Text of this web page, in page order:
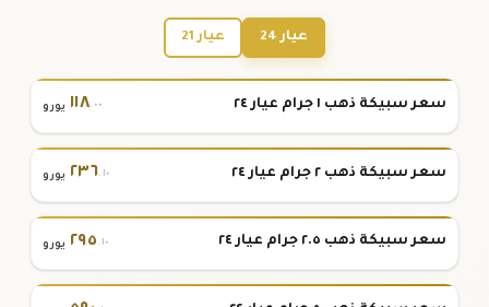
عيار 24 عيار 21
سعر سبيكة ذهب ١ جرام عيار ٢٤ ١١٨.٠٠ يورو
سعر سبيكة ذهب ٢ جرام عيار ٢٤ ٢٣٦.١٠ يورو
سعر سبيكة ذهب ٢.٥ جرام عيار ٢٤ ٢٩٥.١٠ يورو